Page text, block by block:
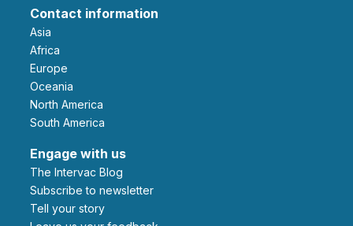
Contact information
Asia
Africa
Europe
Oceania
North America
South America
Engage with us
The Intervac Blog
Subscribe to newsletter
Tell your story